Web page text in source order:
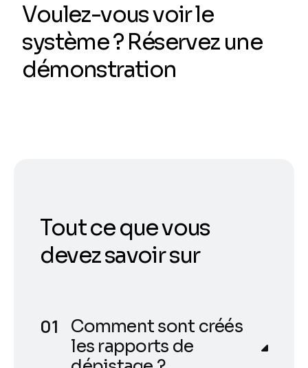
Voulez-vous voir le
système ? Réservez une
démonstration
Tout ce que vous
devez savoir sur
Comment sont créés
les rapports de